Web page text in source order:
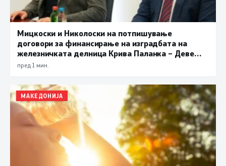
Мицкоски и Николоски на потпишување
договори за финансирање на изградбата на
железничката делница Крива Паланка – Деве
Баир
пред 1 мин.
МАКЕДОНИЈА